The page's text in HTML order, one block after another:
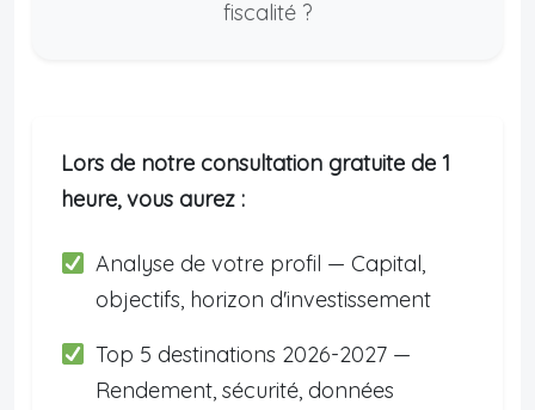
fiscalité ?
Lors de notre consultation gratuite de 1
heure, vous aurez :
Analyse de votre profil — Capital,
objectifs, horizon d'investissement
Top 5 destinations 2026-2027 —
Rendement, sécurité, données